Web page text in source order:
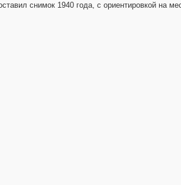
снимок 1940 года, с ориентировкой на